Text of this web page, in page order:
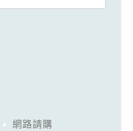
網路請購